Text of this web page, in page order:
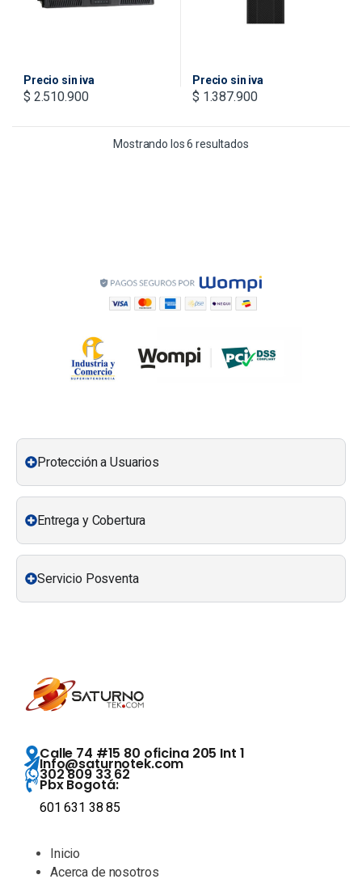
Precio sin iva
$ 2.510.900
Precio sin iva
$ 1.387.900
Mostrando los 6 resultados
Protección a Usuarios
Entrega y Cobertura
Servicio Posventa
Calle 74 #15 80 oficina 205 Int 1
Info@saturnotek.com
302 809 33 62
Pbx Bogotá:
601 631 38 85
Inicio
Acerca de nosotros